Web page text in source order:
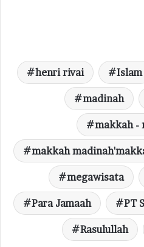
henri rivai Islam
madinah
makkah -
makkah
megawisata
Para Jamaah PT
Rasulullah